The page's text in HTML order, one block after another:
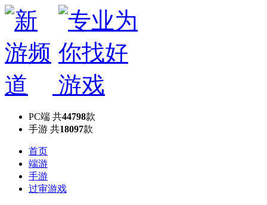
PC端 共44798款
手游 共18097款
首页
端游
手游
过审游戏